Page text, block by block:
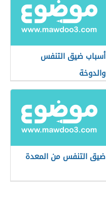
أسباب ضيق التنفس
والدوخة
ضيق التنفس من المعدة